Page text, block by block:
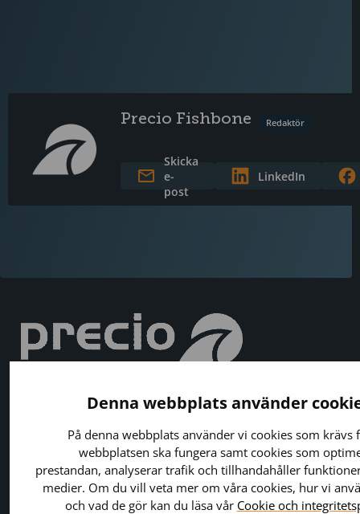
Denna webbplats använder
På denna webbplats använder vi cookies som krävs
webbplatsen ska fungera samt cookies som
prestandan, analyserar trafik och tillhandahåller
medier. Om du vill veta mer om våra cookies, hur vi
och vad de gör kan du läsa vår Cookie och
Precio Fishbone Redaktör
Skicka
e-
post
LinkedIn